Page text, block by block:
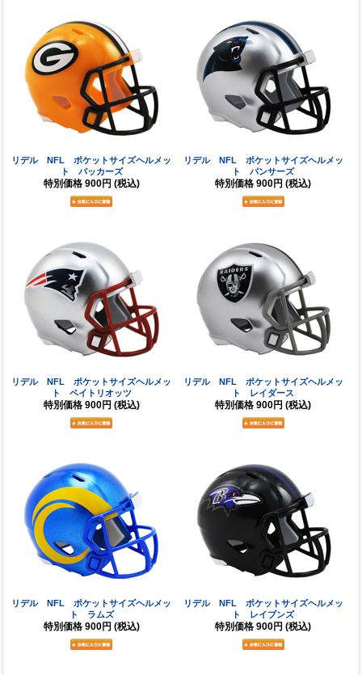
リデル NFL ポケットサイズヘルメッ
ト パッカーズ
特別価格 900円 (税込)
リデル NFL ポケットサイズヘルメッ
ト パンサーズ
特別価格 900円 (税込)
リデル NFL ポケットサイズヘルメッ
ト ペイトリオッツ
特別価格 900円 (税込)
リデル NFL ポケットサイズヘルメッ
ト レイダース
特別価格 900円 (税込)
リデル NFL ポケットサイズヘルメッ
ト ラムズ
特別価格 900円 (税込)
リデル NFL ポケットサイズヘルメッ
ト レイブンズ
特別価格 900円 (税込)